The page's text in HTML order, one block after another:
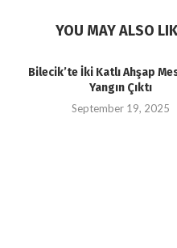
YOU MAY ALSO
Bilecik’te İki Katlı Ahşap
Yangın Çıktı
September 19, 2025